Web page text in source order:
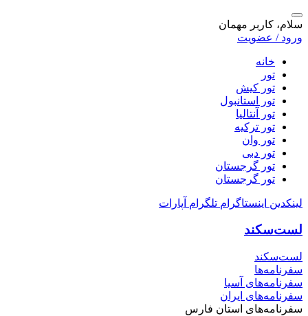
سلام، کاربر مهمان
ورود / عضویت
خانه
تور
تور کیش
تور استانبول
تور آنتالیا
تور ترکیه
تور وان
تور دبی
تور گرجستان
تور گرجستان
لینکدین اینستاگرام تلگرام آپارات
لست‌سکند
لست‌سکند
سفرنامه‌ها
سفرنامه‌های آسیا
سفرنامه‌های ایران
سفرنامه‌های استان فارس